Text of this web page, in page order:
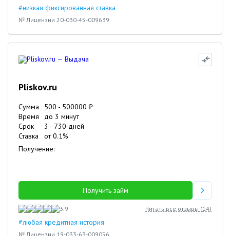
#низкая фиксированная ставка
№ Лицензии 20-030-45-009639
Pliskov.ru
Сумма 500 - 500000 ₽
Время
до 3 минут
Срок
3 - 730 дней
Ставка
от0.1%
Получение:
Получить займ
3.9 Читать все отзывы (14)
#любая кредитная история
№ Лицензии 19-033-63-009056